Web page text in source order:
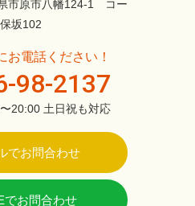
市原市八幡124-1 コー
坂102
お電話ください！
98-2137
20:00 土日祝も対応
でお問合わせ
でお問合わせ